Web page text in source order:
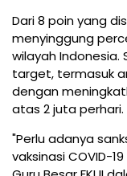
Dari 8 poin yang
menyinggung
wilayah
target, termasuk
dengan
atas 2 juta perhari.
"Perlu adanya
vaksinasi COVID-